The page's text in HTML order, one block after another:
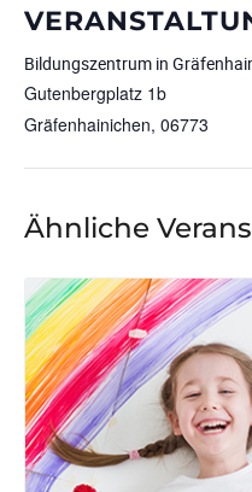
Bildungszentrum in
Gutenbergplatz 1b
Gräfenhainichen, 06773
Ähnliche